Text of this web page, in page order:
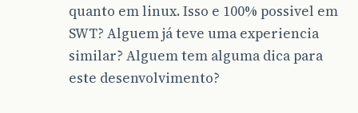
quanto em linux. Isso e 100% possivel em
SWT? Alguem já teve uma experiencia
similar? Alguem tem alguma dica para
este desenvolvimento?